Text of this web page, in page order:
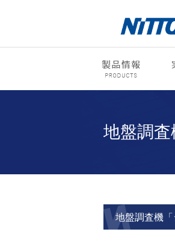
地盤調
地盤調査機「